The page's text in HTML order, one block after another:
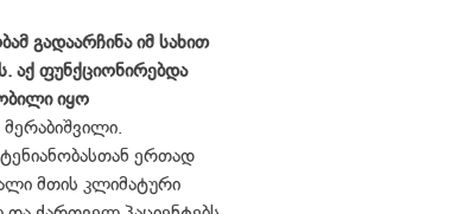
გადაარჩინა იმ სახით
აქ ფუნქციონირებდა
იყო
ერთად
მთის კლიმატური